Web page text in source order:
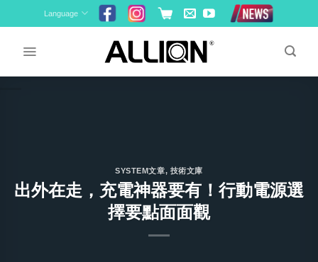
to
Language
SYSTEM文章, 技術文庫
出外在走，充電神器要有！行動電源選
擇要點面面觀